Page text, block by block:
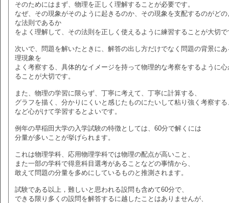
そのためにはまず、物理を正しく理解することが必要です。
なぜ、その現象がそのように起きるのか、その現象を支配するのがどの
な法則であるか
をよく理解して、その法則を正しく使えるように練習することが大切で
次いで、問題を解いたときに、解答の出し方だけでなく問題の背景にあ
理現象を
よく考察する、具体的なイメージを持って物理的な考察をするように心
ることが大切です。
また、物理の学習に限らず、丁寧に考えて、丁寧に計算する、
グラフを描く、分かりにくいと感じたものにたいして粘り強く考察する
など心がけて学習するとよいです。
例年の早稲田大学の入学試験の特徴としては、60分で解くには
分量が多いことが挙げられます。
これは物理学科、応用物理学科では物理の配点が高いこと、
また一部の学科で得意科目選考があることなどの事情から、
敢えて問題の分量を多めにしているものと推測されます。
試験である以上，難しいと思われる設問も含めて60分で、
できる限り多くの設問を解答するに越したことはありませんが、